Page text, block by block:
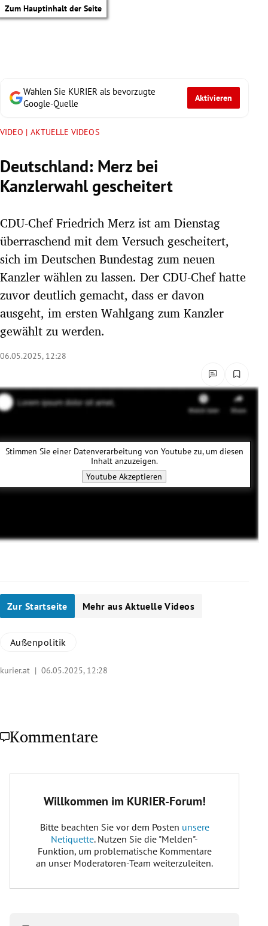
Zum Hauptinhalt der Seite
Untermenü
Untermenü
Untermenü
Untermenü
Untermenü
Untermenü
Wählen Sie KURIER als bevorzugte
Google-Quelle
Aktivieren
VIDEO | AKTUELLE VIDEOS
Deutschland: Merz bei
Kanzlerwahl gescheitert
CDU-Chef Friedrich Merz ist am Dienstag
überraschend mit dem Versuch gescheitert,
sich im Deutschen Bundestag zum neuen
Kanzler wählen zu lassen. Der CDU-Chef hatte
zuvor deutlich gemacht, dass er davon
ausgeht, im ersten Wahlgang zum Kanzler
gewählt zu werden.
06.05.2025, 12:28
Stimmen Sie einer Datenverarbeitung von Youtubezu, um diesen
Inhalt anzuzeigen.
Youtube Akzeptieren
Zur Startseite Mehr aus Aktuelle Videos
Außenpolitik
kurier.at | 06.05.2025, 12:28
Kommentare